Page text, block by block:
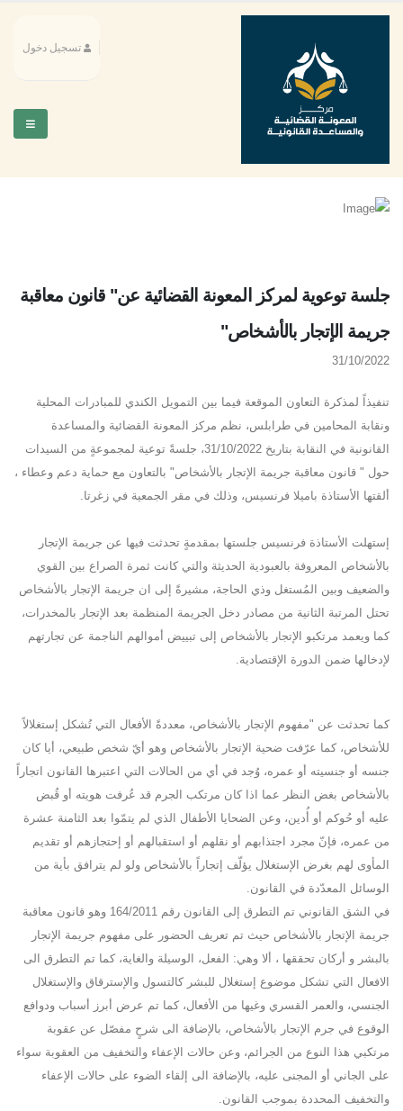
تسجيل دخول
جلسة توعوية لمركز المعونة القضائية عن" قانون معاقبة
جريمة الإتجار بالأشخاص"
31/10/2022
تنفيذاً لمذكرة التعاون الموقعة فيما بين التمويل الكندي للمبادرات المحلية
ونقابة المحامين في طرابلس، نظم مركز المعونة القضائية والمساعدة
القانونية في النقابة بتاريخ 31/10/2022، جلسةً توعية لمجموعةٍ من السيدات
حول " قانون معاقبة جريمة الإتجار بالأشخاص" بالتعاون مع حماية دعم وعطاء ،
ألقتها الأستاذة باميلا فرنسيس، وذلك في مقر الجمعية في زغرتا.
إستهلت الأستاذة فرنسيس جلستها بمقدمةٍ تحدثت فيها عن جريمة الإتجار
بالأشخاص المعروفة بالعبودية الحديثة والتي كانت ثمرة الصراع بين القوي
والضعيف وبين المُستغل وذي الحاجة، مشيرةً إلى ان جريمة الإتجار بالأشخاص
تحتل المرتبة الثانية من مصادر دخل الجريمة المنظمة بعد الإتجار بالمخدرات،
كما ويعمد مرتكبو الإتجار بالأشخاص إلى تبييض أموالهم الناجمة عن تجارتهم
لإدخالها ضمن الدورة الإقتصادية.
كما تحدثت عن "مفهوم الإتجار بالأشخاص، معددةً الأفعال التي تُشكل إستغلالاً
للأشخاص، كما عرّفت ضحية الإتجار بالأشخاص وهو أيّ شخص طبيعي، أيا كان
جنسه أو جنسيته أو عمره، وُجد في أي من الحالات التي اعتبرها القانون اتجاراً
بالأشخاص بغض النظر عما اذا كان مرتكب الجرم قد عُرفت هويته أو قُبض
عليه أو حُوكم أو أُدين، وعن الضحايا الأطفال الذي لم يتمّوا بعد الثامنة عشرة
من عمره، فإنّ مجرد اجتذابهم أو نقلهم أو استقبالهم أو إحتجازهم أو تقديم
المأوى لهم بغرض الإستغلال يؤلّف إتجاراً بالأشخاص ولو لم يترافق بأية من
الوسائل المعدّدة في القانون.
في الشق القانوني تم التطرق إلى القانون رقم 164/2011 وهو قانون معاقبة
جريمة الإتجار بالأشخاص حيث تم تعريف الحضور على مفهوم جريمة الإتجار
بالبشر و أركان تحققها ، ألا وهي: الفعل، الوسيلة والغاية، كما تم التطرق الى
الافعال التي تشكل موضوع إستغلال للبشر كالتسول والإسترقاق والإستغلال
الجنسي، والعمر القسري وغيها من الأفعال، كما تم عرض أبرز أسباب ودوافع
الوقوع في جرم الإتجار بالأشخاص، بالإضافة الى شرحٍ مفصّل عن عقوبة
مرتكبي هذا النوع من الجرائم، وعن حالات الإعفاء والتخفيف من العقوبة سواء
على الجاني أو المجنى عليه، بالإضافة الى إلقاء الضوء على حالات الإعفاء
والتخفيف المحددة بموجب القانون.